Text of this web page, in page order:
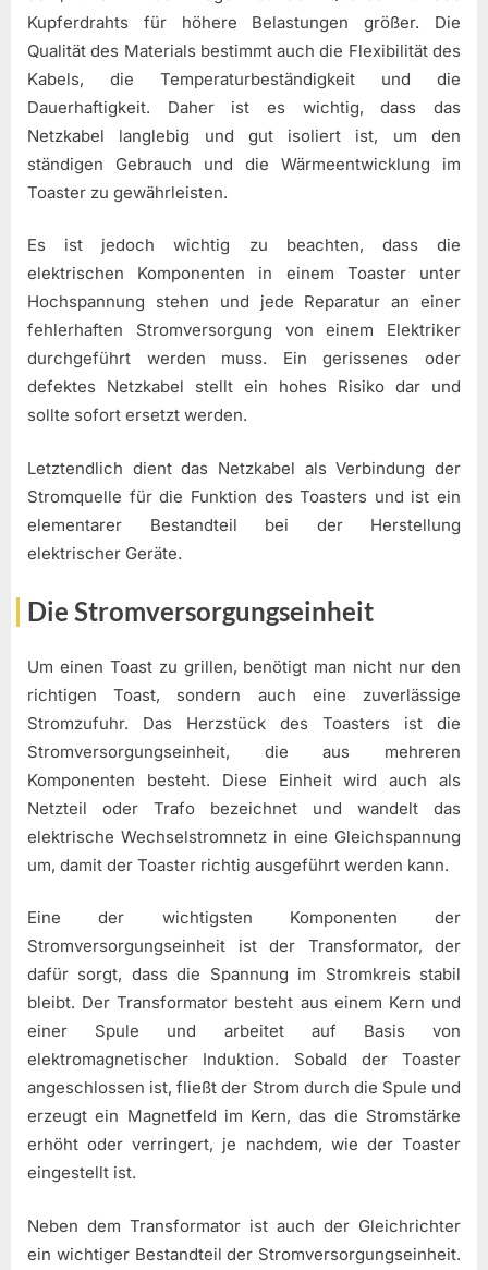
Kupferdrahts für höhere Belastungen größer. Die
Qualität des Materials bestimmt auch die Flexibilität des
Kabels, die Temperaturbeständigkeit und die
Dauerhaftigkeit. Daher ist es wichtig, dass das
Netzkabel langlebig und gut isoliert ist, um den
ständigen Gebrauch und die Wärmeentwicklung im
Toaster zu gewährleisten.
Es ist jedoch wichtig zu beachten, dass die
elektrischen Komponenten in einem Toaster unter
Hochspannung stehen und jede Reparatur an einer
fehlerhaften Stromversorgung von einem Elektriker
durchgeführt werden muss. Ein gerissenes oder
defektes Netzkabel stellt ein hohes Risiko dar und
sollte sofort ersetzt werden.
Letztendlich dient das Netzkabel als Verbindung der
Stromquelle für die Funktion des Toasters und ist ein
elementarer Bestandteil bei der Herstellung
elektrischer Geräte.
Die Stromversorgungseinheit
Um einen Toast zu grillen, benötigt man nicht nur den
richtigen Toast, sondern auch eine zuverlässige
Stromzufuhr. Das Herzstück des Toasters ist die
Stromversorgungseinheit, die aus mehreren
Komponenten besteht. Diese Einheit wird auch als
Netzteil oder Trafo bezeichnet und wandelt das
elektrische Wechselstromnetz in eine Gleichspannung
um, damit der Toaster richtig ausgeführt werden kann.
Eine der wichtigsten Komponenten der
Stromversorgungseinheit ist der Transformator, der
dafür sorgt, dass die Spannung im Stromkreis stabil
bleibt. Der Transformator besteht aus einem Kern und
einer Spule und arbeitet auf Basis von
elektromagnetischer Induktion. Sobald der Toaster
angeschlossen ist, fließt der Strom durch die Spule und
erzeugt ein Magnetfeld im Kern, das die Stromstärke
erhöht oder verringert, je nachdem, wie der Toaster
eingestellt ist.
Neben dem Transformator ist auch der Gleichrichter
ein wichtiger Bestandteil der Stromversorgungseinheit.